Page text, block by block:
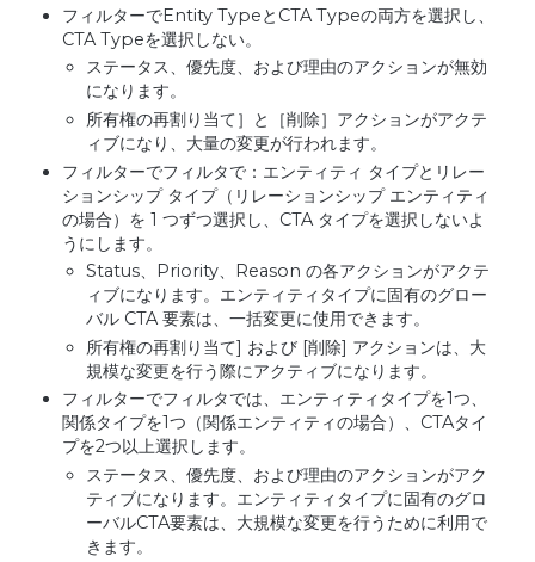
フィルターでEntity TypeとCTA Typeの両方を選択し、
CTA Typeを選択しない。
ステータス、優先度、および理由のアクションが無効
になります。
所有権の再割り当て］と［削除］アクションがアクテ
ィブになり、大量の変更が行われます。
フィルターでフィルタで：エンティティ タイプとリレー
ションシップ タイプ（リレーションシップ エンティティ
の場合）を 1 つずつ選択し、CTA タイプを選択しないよ
うにします。
Status、Priority、Reason の各アクションがアクテ
ィブになります。エンティティタイプに固有のグロー
バル CTA 要素は、一括変更に使用できます。
所有権の再割り当て] および [削除] アクションは、大
規模な変更を行う際にアクティブになります。
フィルターでフィルタでは、エンティティタイプを1つ、
関係タイプを1つ（関係エンティティの場合）、CTAタイ
プを2つ以上選択します。
ステータス、優先度、および理由のアクションがアク
ティブになります。エンティティタイプに固有のグロ
ーバルCTA要素は、大規模な変更を行うために利用で
きます。